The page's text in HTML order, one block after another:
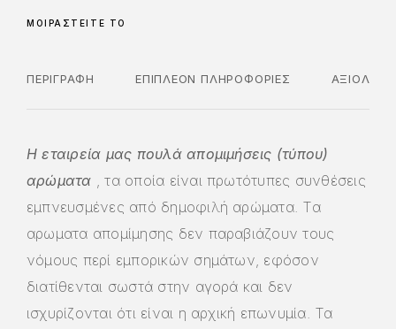
ΜΟΙΡΑΣΤΕΊΤΕ ΤΟ
ΠΕΡΙΓΡΑΦΉ ΕΠΙΠΛΈΟΝ ΠΛΗΡΟΦΟΡΊΕΣ
Η εταιρεία μας πουλά απομιμήσεις (τύπου)
αρώματα , τα οποία είναι πρωτότυπες συνθέσεις
εμπνευσμένες από δημοφιλή αρώματα. Τα
αρωματα απομίμησης δεν παραβιάζουν τους
νόμους περί εμπορικών σημάτων, εφόσον
διατίθενται σωστά στην αγορά και δεν
ισχυρίζονται ότι είναι η αρχική επωνυμία. Τα